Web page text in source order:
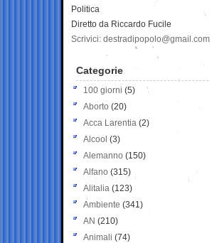
Politica
Diretto da Riccardo Fucile
Scrivici: destradipopolo@gmail.com
Categorie
100 giorni (5)
Aborto (20)
Acca Larentia (2)
Alcool (3)
Alemanno (150)
Alfano (315)
Alitalia (123)
Ambiente (341)
AN (210)
Animali (74)